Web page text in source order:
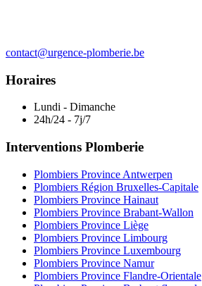
contact@urgence-plomberie.be
Horaires
Lundi - Dimanche
24h/24 - 7j/7
Interventions Plomberie
Plombiers Province Antwerpen
Plombiers Région Bruxelles-Capitale
Plombiers Province Hainaut
Plombiers Province Brabant-Wallon
Plombiers Province Liège
Plombiers Province Limbourg
Plombiers Province Luxembourg
Plombiers Province Namur
Plombiers Province Flandre-Orientale